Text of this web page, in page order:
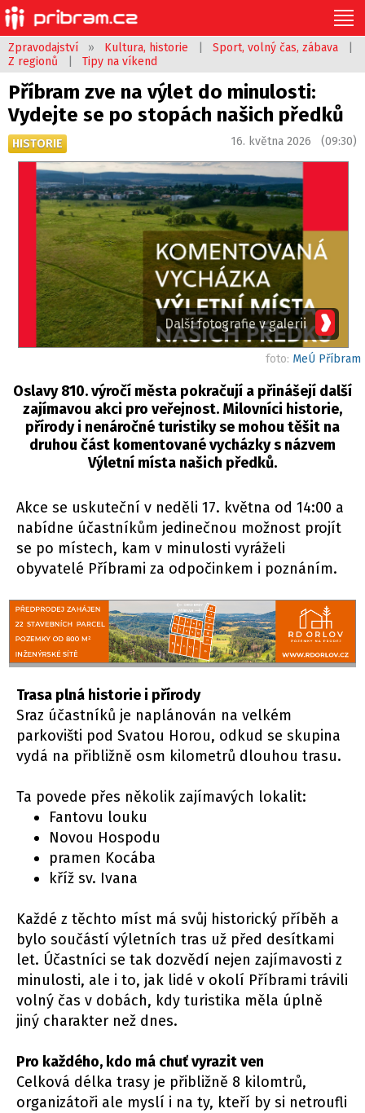
Zpravodajství » Kultura, historie Sport, volný čas, zábava
Z regionů
Tipy na víkend
Příbram zve na výlet do minulosti:
Vydejte se po stopách našich předků
HISTORIE 16. května 2026 (09:30)
Další fotografie v galerii
foto: MeÚ Příbram
Oslavy 810. výročí města pokračují a přinášejí další
zajímavou akci pro veřejnost. Milovníci historie,
přírody i nenáročné turistiky se mohou těšit na
druhou část komentované vycházky s názvem
Výletní místa našich předků.
Akce se uskuteční v neděli 17. května od 14:00 a
nabídne účastníkům jedinečnou možnost projít
se po místech, kam v minulosti vyráželi
obyvatelé Příbrami za odpočinkem i poznáním.
Trasa plná historie i přírody
Sraz účastníků je naplánován na velkém
parkovišti pod Svatou Horou, odkud se skupina
vydá na přibližně osm kilometrů dlouhou trasu.
Ta povede přes několik zajímavých lokalit:
Fantovu louku
Novou Hospodu
pramen Kocába
kříž sv. Ivana
Každé z těchto míst má svůj historický příběh a
bylo součástí výletních tras už před desítkami
let. Účastníci se tak dozvědí nejen zajímavosti z
minulosti, ale i to, jak lidé v okolí Příbrami trávili
volný čas v dobách, kdy turistika měla úplně
jiný charakter než dnes.
Pro každého, kdo má chuť vyrazit ven
Celková délka trasy je přibližně 8 kilomtrů,
organizátoři ale myslí i na ty, kteří by si netroufli